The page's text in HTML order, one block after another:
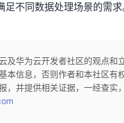
不同数据处理场景的需求
及华为云开发者社区的观点和
本信息，否则作者和本社区有
，并提供相关证据，一经查实